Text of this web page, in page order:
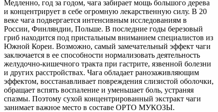
Медленно, год за годом, чага забирает мощь большого дерева
и концентрирует в себе огромную лекарственную силу. В 20
веке чага подвергается интенсивным исследованиям в
России, Финляндии, Польше. В последние годы березовый
гриб находится под пристальным вниманием специалистов из
Южной Кореи. Возможно, самый замечательный эффект чаги
заключается в ее способности нормализовать деятельность
желудочно-кишечного тракта при гастрите, язвенной болезни
и других расстройствах. Чага обладает ранозаживляющим
эффектом, восстанавливает повреждения слизистой оболочки,
обращает вспять воспаление и уменьшает боль, устраняя
спазмы. Поэтому сухой концентрированный экстракт чаги
занимает важное место в составе ОРТО МУКОЗЫ.